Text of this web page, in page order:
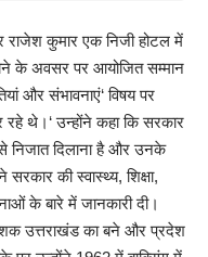
राजेश कुमार एक निजी होटल में
के अवसर पर आयोजित सम्मान
और संभावनाएं‘ विषय पर
थे।‘ उन्होंने कहा कि सरकार
निजात दिलाना है और उनके
की स्वास्थ्य, शिक्षा,
के बारे में जानकारी दी।
उत्तराखंड का बने और प्रदेश